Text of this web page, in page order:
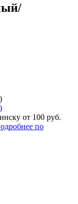
от 100 руб.
по